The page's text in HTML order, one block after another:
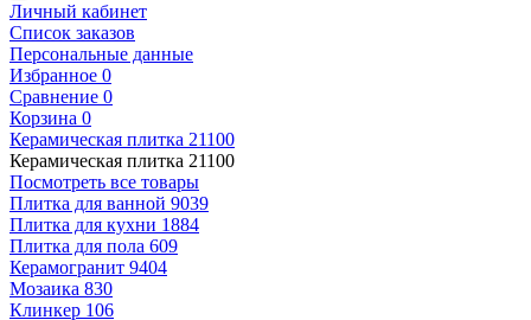
Личный кабинет
Список заказов
Персональные данные
Избранное 0
Сравнение 0
Корзина 0
Керамическая плитка 21100
Керамическая плитка 21100
Посмотреть все товары
Плитка для ванной 9039
Плитка для кухни 1884
Плитка для пола 609
Керамогранит 9404
Мозаика 830
Клинкер 106